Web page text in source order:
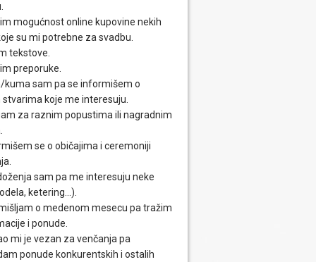
mogućnost online kupovine nekih
su mi potrebne za svadbu.
tekstove.
preporuke.
kuma sam pa se informišem o
koje me interesuju.
za raznim popustima ili nagradnim
se o običajima i ceremoniji
sam pa me interesuju neke
ketering...).
o medenom mesecu pa tražim
i ponude.
mi je vezan za venčanja pa
ponude konkurentskih i ostalih